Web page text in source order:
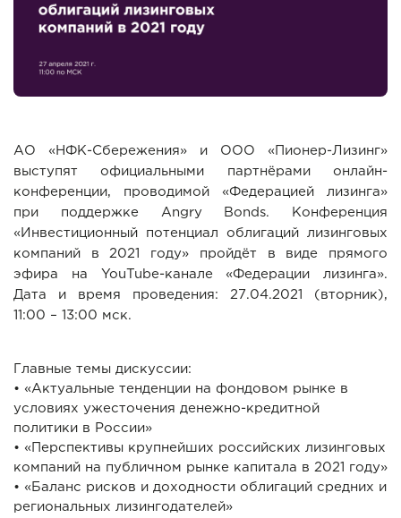
АО «НФК-Сбережения» и ООО «Пионер-Лизинг»
выступят официальными партнёрами онлайн-
конференции, проводимой «Федерацией лизинга»
при поддержке Angry Bonds. Конференция
«Инвестиционный потенциал облигаций лизинговых
компаний в 2021 году» пройдёт в виде прямого
эфира на YouTube-канале «Федерации лизинга».
Дата и время проведения: 27.04.2021 (вторник),
11:00 – 13:00 мск.
Главные темы дискуссии:
• «Актуальные тенденции на фондовом рынке в
условиях ужесточения денежно-кредитной
политики в России»
• «Перспективы крупнейших российских лизинговых
компаний на публичном рынке капитала в 2021 году»
• «Баланс рисков и доходности облигаций средних и
региональных лизингодателей»